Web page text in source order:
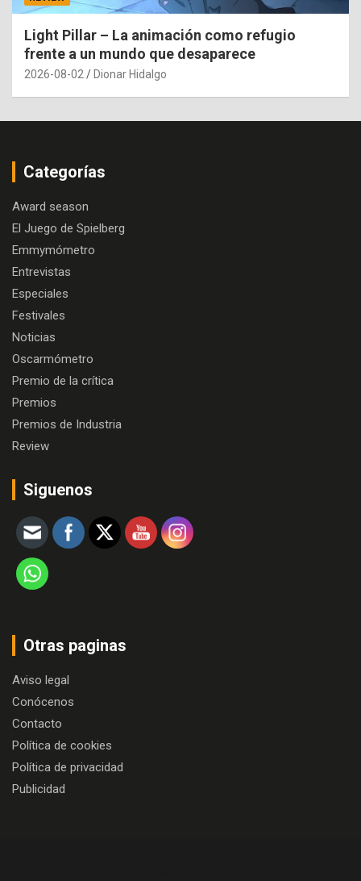
Light Pillar – La animación como refugio
frente a un mundo que desaparece
2026-08-02 Dionar Hidalgo
Categorías
Award season
El Juego de Spielberg
Emmymómetro
Entrevistas
Especiales
Festivales
Noticias
Oscarmómetro
Premio de la crítica
Premios
Premios de Industria
Review
Siguenos
Otras paginas
Aviso legal
Conócenos
Contacto
Política de cookies
Política de privacidad
Publicidad